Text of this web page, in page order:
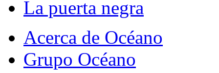
La puerta negra
Acerca de Océano
Grupo Océano